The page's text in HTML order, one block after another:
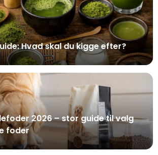
Hvad skal du kigge efter?
2026 – stor guide til valg
foder